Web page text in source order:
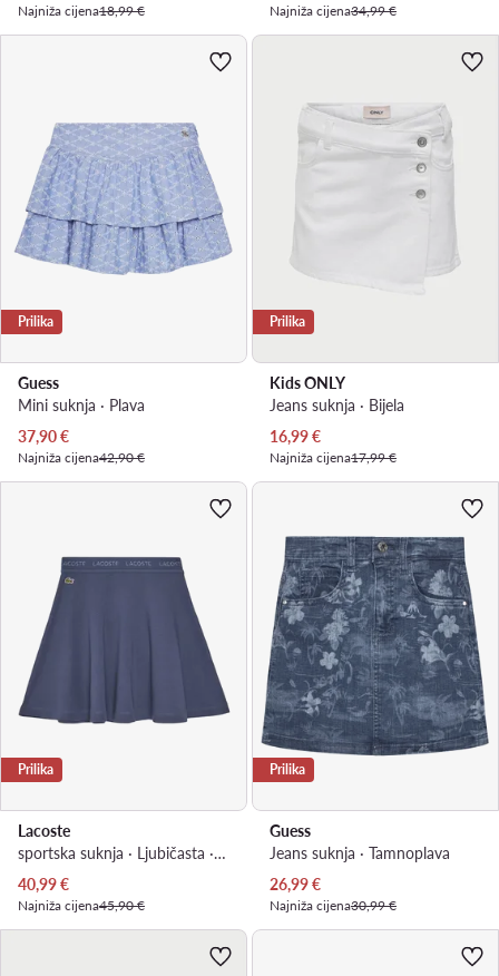
Najniža cijena18,99 € Najniža cijena34,99 €
Prilika
Guess
Mini suknja · Plava
Trenutna cijena
37,90€
Najniža cijena42,90 €
Prilika
Kids ONLY
Jeans suknja · Bijela
Trenutna cijena
16,99€
Najniža cijena17,99 €
Prilika
Lacoste
sportska suknja · Ljubičasta · Mini
Trenutna cijena
40,99€
Najniža cijena45,90 €
Prilika
Guess
Jeans suknja · Tamnoplava
Trenutna cijena
26,99€
Najniža cijena30,99 €